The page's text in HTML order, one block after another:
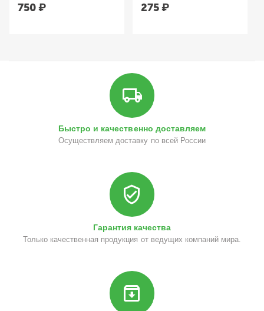
750₽ 275₽
Быстро и качественно доставляем
Осуществляем доставку по всей России
Гарантия качества
Только качественная продукция от ведущих компаний мира.